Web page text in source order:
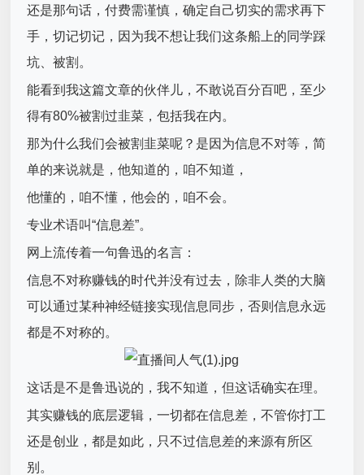
还是那句话，付费需谨慎，确定自己切实的需求再下
手，切记切记，因为我不想让我们这条船上的同学踩
坑、被割。
能看到我这篇文章的伙伴儿，不敢说百分百吧，至少
得有80%被割过韭菜，包括我在内。
那为什么我们会被割韭菜呢？是因为信息不对等，简
单的来说就是，他知道的，咱不知道，
他懂的，咱不懂，他会的，咱不会。
专业术语叫“信息差”。
网上流传着一句鲁迅的名言：
信息不对称赚钱的时代并没有过去，除非人类的大脑
可以通过某种神经链接实现信息同步，否则信息永远
都是不对称的。
这话是不是鲁迅说的，我不知道，但这话确实在理。
其实赚钱的底层逻辑，一切都在信息差，不管你打工
还是创业，都是如此，只不过信息差的来源有所区
别。